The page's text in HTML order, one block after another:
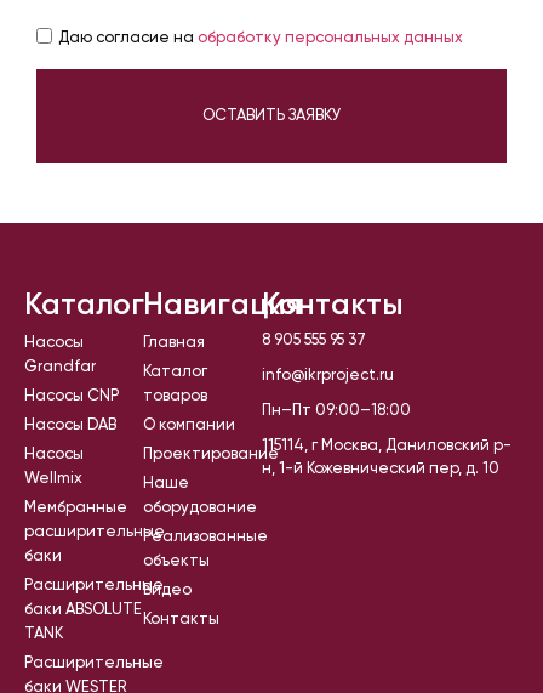
Даю согласие на обработку персональных данных
ОСТАВИТЬ ЗАЯВКУ
Каталог
Насосы
Grandfar
Насосы CNP
Насосы DAB
Насосы
Wellmix
Мембранные
расширительные
баки
Расширительные
баки ABSOLUTE
TANK
Расширительные
баки WESTER
Навигация
Главная
Каталог
товаров
О компании
Проектирование
Наше
оборудование
Реализованные
объекты
Видео
Контакты
Контакты
8 905 555 95 37
info@ikrproject.ru
Пн–Пт 09:00–18:00
115114, г Москва, Даниловский р-
н, 1-й Кожевнический пер, д. 10